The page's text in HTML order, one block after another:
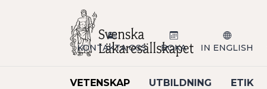
VETENSKAP UTBILDNING ETIK
KONTAKTA OSS BOKA IN ENGLISH